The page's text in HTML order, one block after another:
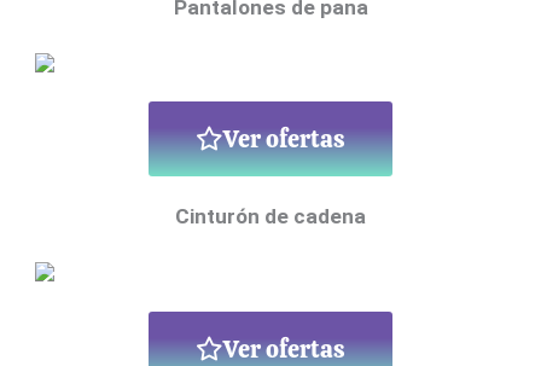
Pantalones de pana
Ver ofertas
Cinturón de cadena
Ver ofertas